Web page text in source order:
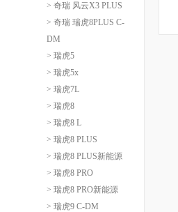
> 奇瑞 风云X3 PLUS
> 奇瑞 瑞虎8PLUS C-
DM
> 瑞虎5
> 瑞虎5x
> 瑞虎7L
> 瑞虎8
> 瑞虎8 L
> 瑞虎8 PLUS
> 瑞虎8 PLUS新能源
> 瑞虎8 PRO
> 瑞虎8 PRO新能源
> 瑞虎9 C-DM